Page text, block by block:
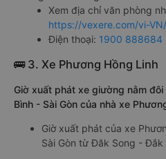
Xem địa chỉ văn phòng
https://vexere.com/vi-
Điện thoại: 1900 888684
🚌 3. Xe Phương Hồng Linh
Giờ xuất phát xe giường nằm
Bình - Sài Gòn của nhà xe
Giờ xuất phát của xe
Sài Gòn từ Đăk Song -